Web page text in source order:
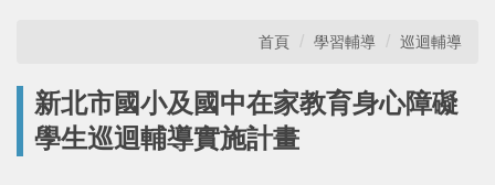
特教現況
鑑定安置
首頁 學習輔導 巡迴輔導
新北市國小及國中在家教育身心障礙
學生巡迴輔導實施計畫